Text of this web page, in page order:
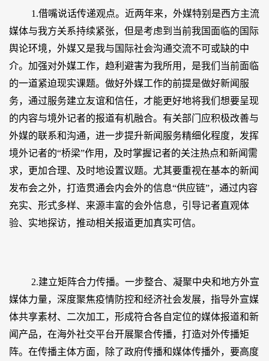
1.借嘴说话传递观点。近两年来，外媒特别是西方主流
媒体与我方关系持续紧张，但是考虑到当前我国面临的国际
舆论环境，外媒又是我与国际社会沟通交流不可或缺的中
介。加强对外媒工作，趋利避害为我所用，是我们当前面临
的一道紧迫现实课题。做好外媒工作的前提是做好新闻服
务，通过服务建立友谊和信任，才能更好地将我们想要呈现
的内容与境外记者的报道有机融合。有关部门应积极改善与
外媒的联系和沟通，进一步提升新闻服务精细化程度，发挥
境外记者的“桥梁”作用，及时掌握记者的关注热点和新闻需
求，更加合理、及时地设置议题。尤其要重视在基本的新闻
发布会之外，打造贯通会内会外的信息“供应链”，通过内容
充实、形式多样、来源丰富的会外信息，引导记者直观体
验、实地探访，推动相关报道更加真实可信。
2.建立矩阵合力传播。一步整合、凝聚中央和地方外宣
媒体力量，深度聚焦疫情防控和经济社会发展，指导外宣媒
体共享素材、二次加工，形成符合各自定位的媒体报道和新
闻产品，在海外社交平台开展聚合传播，打造对外传播矩
阵。在传播主体方面，除了政府传播和媒体传播外，要高度